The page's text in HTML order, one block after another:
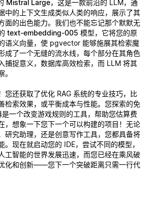
Mistral Large，这是一款前沿的 LLM，通
中的上下文生成类似人类的响应，展示了其
面的出色能力。我们也不能忘记那个默默无
text-embedding-005 模型，它将您的原
语义向量，使 pgvector 能够施展其检索魔
成了一个无缝的流水线，每个部分在其角色
捕捉意义，数据库高效检索，而 LLM 将其
您还获取了优化 RAG 系统的专业技巧，比
检索效果，或平衡成本与性能。您探索的免
是一个改变游戏规则的工具，帮助您估算费
，想象一下您下一个可以构建的项目！无论
研究助理，还是创意写作工具，您都具备将
。现在就启动您的 IDE，尝试不同的模型，
工智能的世界发展迅速，而您已经在乘风破
化和创新——您下一个突破距离只需一行代